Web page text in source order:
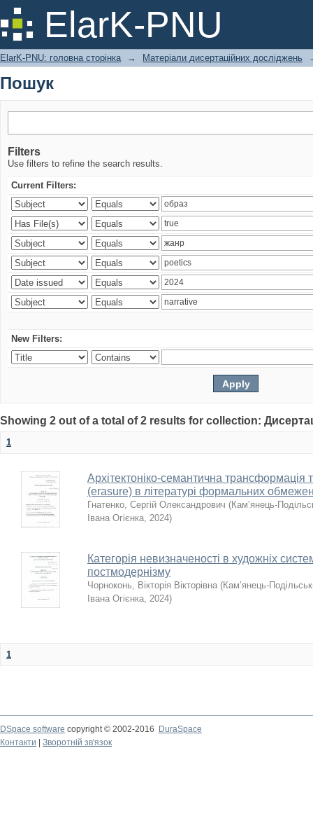
ElarK-PNU
Пошук
ElarK-PNU: головна сторінка → Матеріали дисертаційних досліджень
Пошук
Filters
Use filters to refine the search results.
Current Filters:
New Filters:
Showing 2 out of a total of 2 results for collection:
1
Архітектоніко-семантична трансформація
(erasure) в літературі формальних
Гнатенко, Сергій Олександрович (Кам’янець-
Івана Огієнка, 2024)
Категорія невизначеності в художніх
постмодернізму
Чорноконь, Вікторія Вікторівна (Кам’янець-
Івана Огієнка, 2024)
1
DSpace software copyright © 2002-2016
DuraSpace
Контакти
Зворотній зв'язок